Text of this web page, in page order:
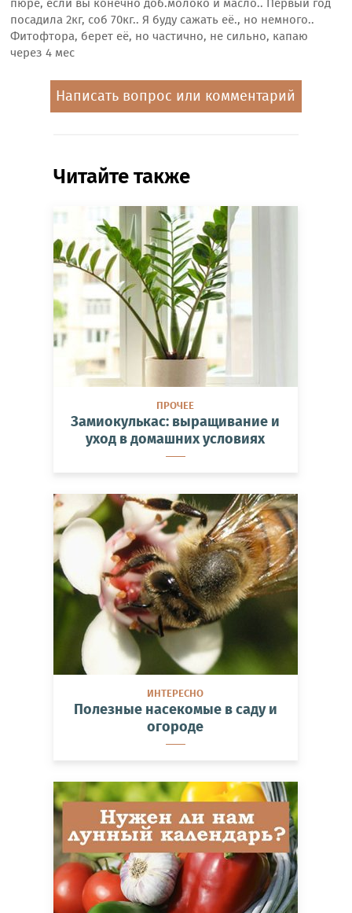
пюре, если вы конечно доб.молоко и масло.. Первый год
посадила 2кг, соб 70кг.. Я буду сажать её., но немного..
Фитофтора, берет её, но частично, не сильно, капаю
через 4 мес
Написать вопрос или комментарий
Читайте также
ПРОЧЕЕ
Замиокулькас: выращивание и
уход в домашних условиях
ИНТЕРЕСНО
Полезные насекомые в саду и
огороде